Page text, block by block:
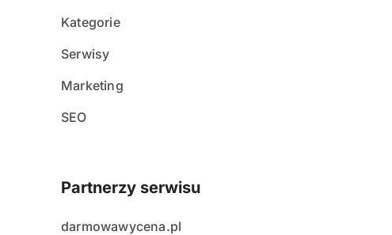
Kategorie
Serwisy
Marketing
SEO
Partnerzy serwisu
darmowawycena.pl